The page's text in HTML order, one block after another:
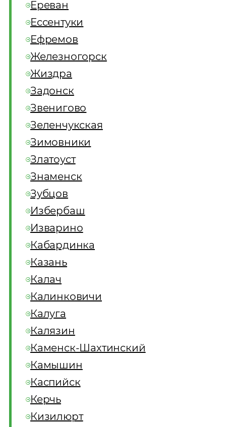
Ереван
Ессентуки
Ефремов
Железногорск
Жиздра
Задонск
Звенигово
Зеленчукская
Зимовники
Златоуст
Знаменск
Зубцов
Избербаш
Изварино
Кабардинка
Казань
Калач
Калинковичи
Калуга
Калязин
Каменск-Шахтинский
Камышин
Каспийск
Керчь
Кизилюрт